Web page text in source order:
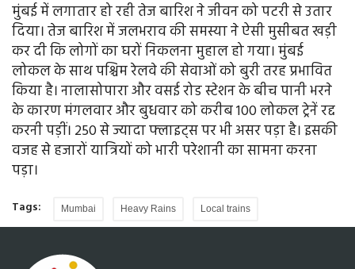
मुंबई में लगातार हो रही तेज बारिश ने जीवन को पटरी से उतार
दिया। तेज बारिश में जलभराव की समस्या ने ऐसी मुसीबत खड़ी
कर दी कि लोगों का घरों निकलना मुहाल हो गया। मुंबई
लोकल के साथ पश्चिम रेलवे की सेवाओं को बुरी तरह प्रभावित
किया है। नालासोपारा और वसई रोड स्टेशन के बीच पानी भरने
के कारण मंगलवार और बुधवार को करीब 100 लोकल ट्रेनें रद्द
करनी पड़ीं। 250 से ज्यादा फ्लाइट्स पर भी असर पड़ा है। इसकी
वजह से हजारों यात्रियों को भारी परेशानी का सामना करना
पड़ा।
Tags: Mumbai Heavy Rains Local trains